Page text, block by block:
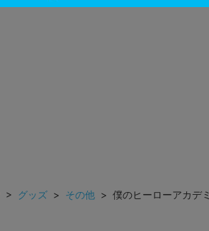
> グッズ > その他 > 僕のヒーローアカデ